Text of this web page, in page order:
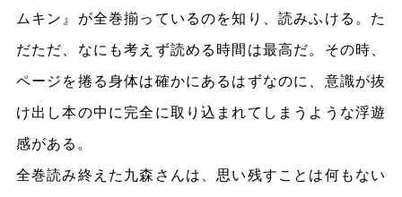
ムキン』が全巻揃っているのを知り、読みふける。た
だただ、なにも考えず読める時間は最高だ。その時、
ページを捲る身体は確かにあるはずなのに、意識が抜
け出し本の中に完全に取り込まれてしまうような浮遊
感がある。
全巻読み終えた九森さんは、思い残すことは何もない